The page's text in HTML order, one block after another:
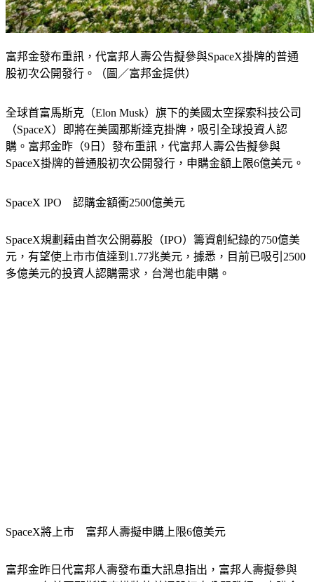
富邦金發布重訊，代富邦人壽公告擬參與SpaceX掛牌的普通
股初次公開發行。（圖／富邦金提供）
全球首富馬斯克（Elon Musk）旗下的美國太空探索科技公司
（SpaceX）即將在美國那斯達克掛牌，吸引全球投資人認
購。富邦金昨（9日）發布重訊，代富邦人壽公告擬參與
SpaceX掛牌的普通股初次公開發行，申購金額上限6億美元。
SpaceX IPO　認購金額衝2500億美元
SpaceX規劃藉由首次公開募股（IPO）籌資創紀錄的750億美
元，有望使上市市值達到1.77兆美元，據悉，目前已吸引2500
多億美元的投資人認購需求，台灣也能申購。
SpaceX將上市　富邦人壽擬申購上限6億美元
富邦金昨日代富邦人壽發布重大訊息指出，富邦人壽擬參與